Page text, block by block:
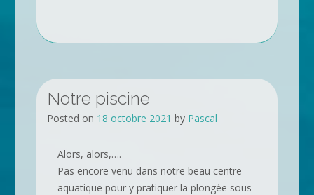
Notre piscine
Posted on 18 octobre 2021 by Pascal
Alors, alors,….
Pas encore venu dans notre beau centre
aquatique pour y pratiquer la plongée sous